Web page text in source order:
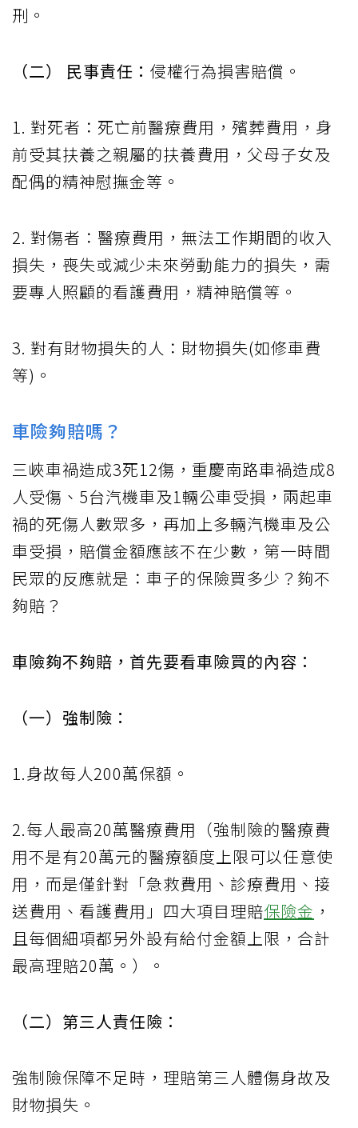
刑。
（二） 民事責任： 侵權行為損害賠償。
1. 對死者：死亡前醫療費用，殯葬費用，身
前受其扶養之親屬的扶養費用，父母子女及
配偶的精神慰撫金等。
2. 對傷者：醫療費用，無法工作期間的收入
損失，喪失或減少未來勞動能力的損失，需
要專人照顧的看護費用，精神賠償等。
3. 對有財物損失的人：財物損失(如修車費
等)。
車險夠賠嗎？
三峽車禍造成3死12傷，重慶南路車禍造成8
人受傷、5台汽機車及1輛公車受損，兩起車
禍的死傷人數眾多，再加上多輛汽機車及公
車受損，賠償金額應該不在少數，第一時間
民眾的反應就是：車子的保險買多少？夠不
夠賠？
車險夠不夠賠，首先要看車險買的內容：
（一）強制險：
1.身故每人200萬保額。
2.每人最高20萬醫療費用（強制險的醫療費
用不是有20萬元的醫療額度上限可以任意使
用，而是僅針對「急救費用、診療費用、接
送費用、看護費用」四大項目理賠保險金 ，
且每個細項都另外設有給付金額上限，合計
最高理賠20萬。）。
（二）第三人責任險：
強制險保障不足時，理賠第三人體傷身故及
財物損失。